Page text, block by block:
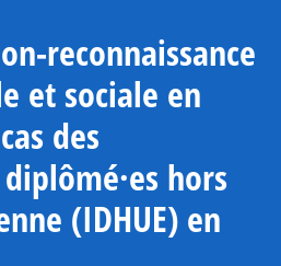
reconnaissance
et sociale en
des
·es hors
(IDHUE) en